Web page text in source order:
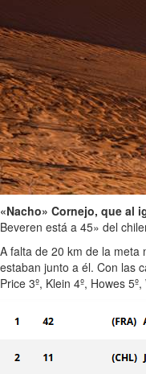
«Nacho» Cornejo, que al
Beveren está a 45» del
A falta de 20 km de la meta
estaban junto a él. Con las
Price 3º, Klein 4º, Howes